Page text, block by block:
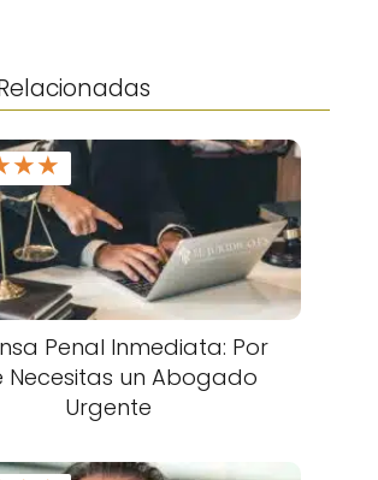
★★
Penal Inmediata: Por
Necesitas un Abogado
Urgente